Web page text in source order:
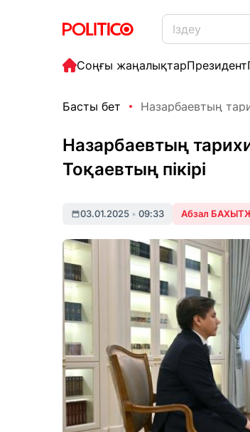
Соңғы жаңалықтарПрезидент
Басты бет Назарбаевтың
Назарбаевтың
Тоқаевтың пікірі
03.01.2025 • 09:33 Абзал